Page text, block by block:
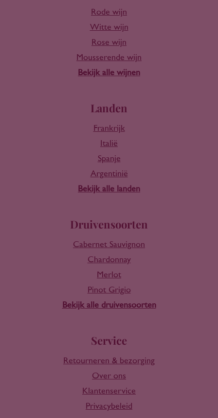
Rode wijn
Witte wijn
Rose wijn
Mousserende wijn
Bekijk alle wijnen
Landen
Frankrijk
Italië
Spanje
Argentinië
Bekijk alle landen
Druivensoorten
Cabernet Sauvignon
Chardonnay
Merlot
Pinot Grigio
Bekijk alle druivensoorten
Service
Retourneren & bezorging
Over ons
Klantenservice
Privacybeleid